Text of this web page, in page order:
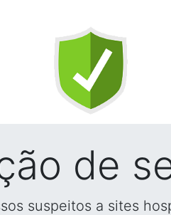
de
suspeitos a sites